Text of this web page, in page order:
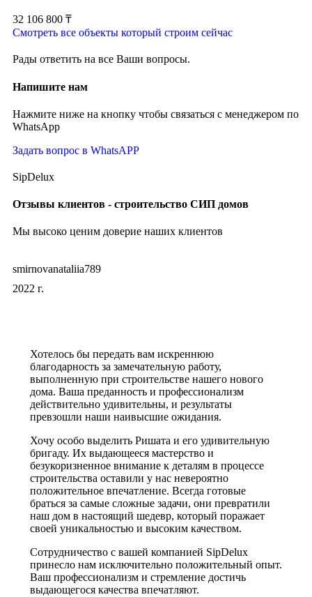
32 106 800 ₸
Смотреть все объекты который строим сейчас
Рады ответить на все Ваши вопросы.
Напишите нам
Нажмите ниже на кнопку чтобы связаться с менеджером по
WhatsApp
Задать вопрос в WhatsAPP
SipDelux
Отзывы клиентов - строительство СИП домов
Мы высоко ценим доверие наших клиентов
smirnovanataliia789
2022 г.
Хотелось бы передать вам искреннюю
благодарность за замечательную работу,
выполненную при строительстве нашего нового
дома. Ваша преданность и профессионализм
действительно удивительны, и результаты
превзошли наши наивысшие ожидания.
Хочу особо выделить Ришата и его удивительную
бригаду. Их выдающееся мастерство и
безукоризненное внимание к деталям в процессе
строительства оставили у нас невероятно
положительное впечатление. Всегда готовые
браться за самые сложные задачи, они превратили
наш дом в настоящий шедевр, который поражает
своей уникальностью и высоким качеством.
Сотрудничество с вашей компанией SipDelux
принесло нам исключительно положительный опыт.
Ваш профессионализм и стремление достичь
выдающегося качества впечатляют.